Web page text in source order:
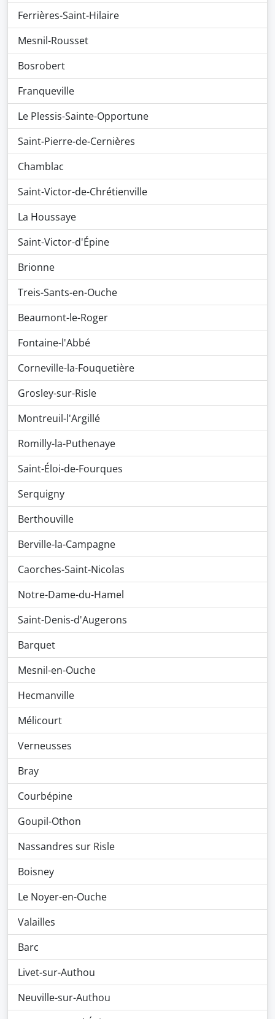
Ferrières-Saint-Hilaire
Mesnil-Rousset
Bosrobert
Franqueville
Le Plessis-Sainte-Opportune
Saint-Pierre-de-Cernières
Chamblac
Saint-Victor-de-Chrétienville
La Houssaye
Saint-Victor-d'Épine
Brionne
Treis-Sants-en-Ouche
Beaumont-le-Roger
Fontaine-l'Abbé
Corneville-la-Fouquetière
Grosley-sur-Risle
Montreuil-l'Argillé
Romilly-la-Puthenaye
Saint-Éloi-de-Fourques
Serquigny
Berthouville
Berville-la-Campagne
Caorches-Saint-Nicolas
Notre-Dame-du-Hamel
Saint-Denis-d'Augerons
Barquet
Mesnil-en-Ouche
Hecmanville
Mélicourt
Verneusses
Bray
Courbépine
Goupil-Othon
Nassandres sur Risle
Boisney
Le Noyer-en-Ouche
Valailles
Barc
Livet-sur-Authou
Neuville-sur-Authou